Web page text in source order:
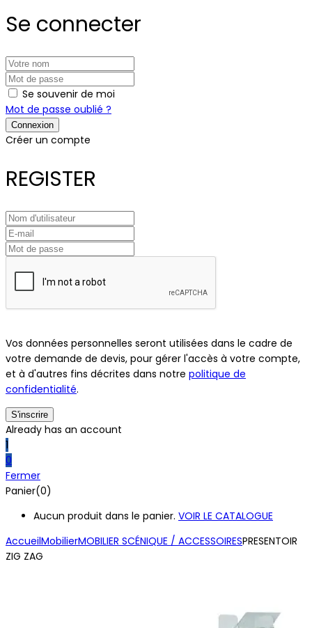
Se connecter
Se souvenir de moi
Mot de passe oublié ?
Créer un compte
REGISTER
Vos données personnelles seront utilisées dans le cadre de
votre demande de devis, pour gérer l'accès à votre compte,
et à d'autres fins décrites dans notre politique de
confidentialité.
Already has an account
1
0
Fermer
Panier(0)
Aucun produit dans le panier. VOIR LE CATALOGUE
AccueilMobilierMOBILIER SCÉNIQUE / ACCESSOIRESPRESENTOIR
ZIG ZAG